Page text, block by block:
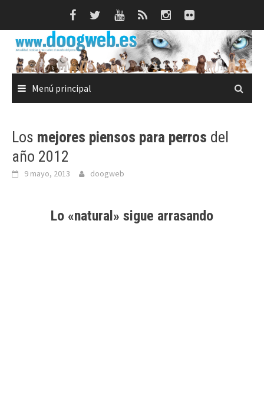
Menú principal
Los mejores piensos para perros del
año 2012
9 mayo, 2013 doogweb
Lo «natural» sigue arrasando